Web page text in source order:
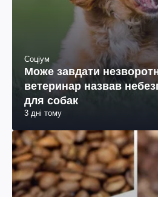
Соціум
Може завдати
ветеринар назвав
для собак
3 дні тому